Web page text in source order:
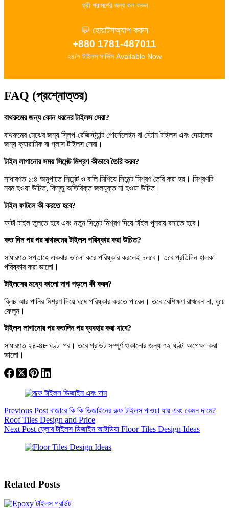
ফ্রী পরামর্শের জন্য কল করুন
💬 হোয়াটসঅ্যাপ করুন
+880 1781-487011
২৪/৭ টাইলস সার্ভিস Available Now
FAQ (প্রশ্নোত্তর)
বাথরুমের জন্য কোন ধরনের টাইলস সেরা?
বাথরুমের মেঝের জন্য স্লিপ-রেজিস্ট্যান্ট পোর্সেলেইন বা স্টোন টাইলস এবং দেয়ালের
জন্য ক্যারামিক বা গ্লাস টাইলস সেরা।
টাইল লাগানোর সময় সিমেন্ট মিশ্রণ কীভাবে তৈরি করব?
সাধারণত ১:৪ অনুপাতে সিমেন্ট ও বালি মিশিয়ে সিমেন্ট মিশ্রণ তৈরি করা হয়। মিশ্রণটি
নরম হওয়া উচিত, কিন্তু অতিরিক্ত জলযুক্ত না হওয়া উচিত।
টাইল ফাটলে কী করতে হবে?
ফাটা টাইল তুলতে হবে এবং নতুন সিমেন্ট মিশ্রণ দিয়ে টাইল পুনরায় বসাতে হবে।
কত দিন পর পর বাথরুমের টাইলস পরিষ্কার করা উচিত?
সাধারণত সপ্তাহে একবার ভালো করে পরিষ্কার করলেই চলবে। তবে প্রতিদিন হালকা
পরিষ্কার করা ভালো।
টাইলসের মধ্যে কালো দাগ পড়লে কী করব?
ব্লিচ আর পানির মিশ্রণ দিয়ে ঘষে পরিষ্কার করতে পারেন। তবে বেশিক্ষণ রাখবেন না, ধুয়ে
ফেলুন।
টাইলস লাগানোর পর কতদিন পর ব্যবহার করা যাবে?
সাধারণত ২৪-৪৮ ঘণ্টা পর। তবে গ্রাউট সম্পূর্ণ শুকানোর জন্য ৭২ ঘণ্টা অপেক্ষা করা
ভালো।
Previous Post বাজারে কি কি ডিজাইনের রুফ টাইলস পাওয়া যায় এবং কেমন দামে?
Roof Tiles Design and Price
Next Post ফ্লোর টাইলস ডিজাইন আইডিয়া Floor Tiles Design Ideas
Related Posts